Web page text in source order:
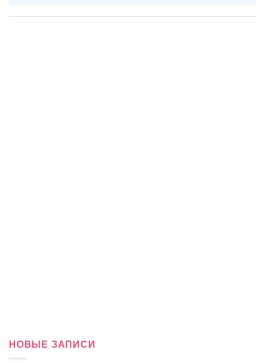
НОВЫЕ ЗАПИСИ